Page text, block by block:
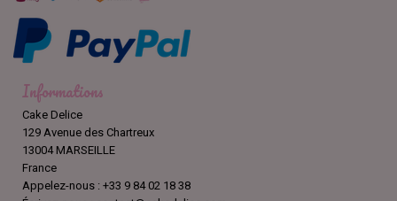
Informations
Cake Delice
129 Avenue des Chartreux
13004 MARSEILLE
France
Appelez-nous : +33 9 84 02 18 38